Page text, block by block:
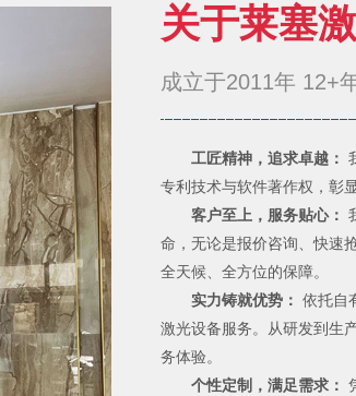
关于莱塞
成立于2011年 12+
工匠精神，追求卓越：
专利技术与软件著作权，彰
客户至上，服务贴心：
命，无论是报价咨询、快速
全天候、全方位的保障。
实力铸就优势： 依托自
激光设备服务。从研发到生
务体验。
个性定制，满足需求：